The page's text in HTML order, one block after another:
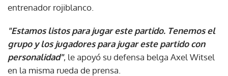
entrenador rojiblanco.
"Estamos listos para jugar este partido. Tenemos el
grupo y los jugadores para jugar este partido con
personalidad", le apoyó su defensa belga Axel Witsel
en la misma rueda de prensa.